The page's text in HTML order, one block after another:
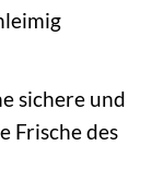
sichere und
Frische des